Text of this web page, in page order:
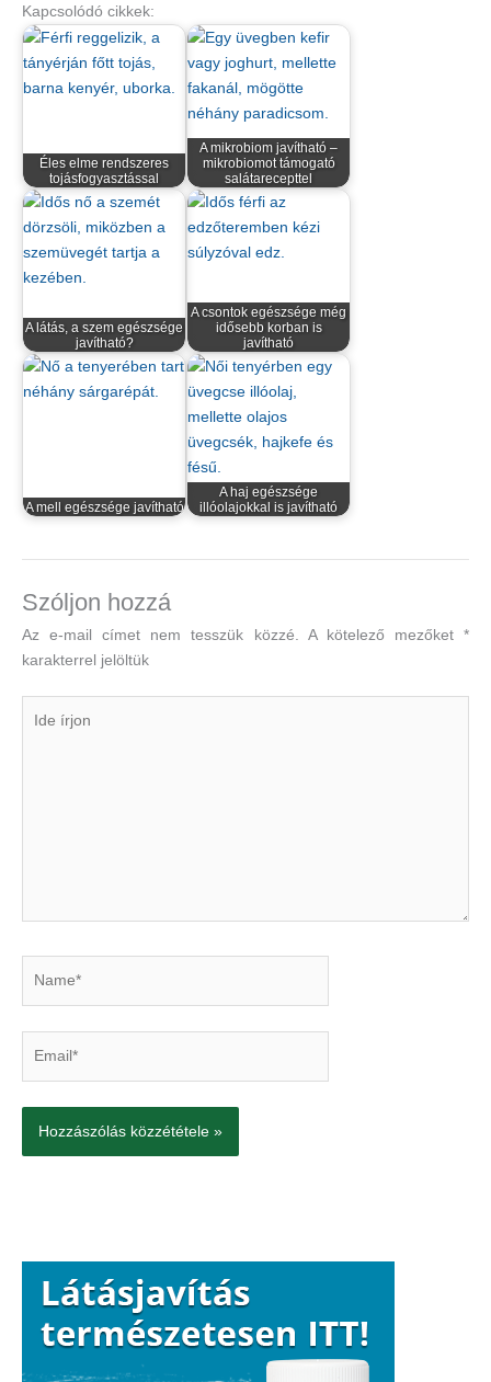
Kapcsolódó cikkek:
Éles elme rendszeres
tojásfogyasztással
A mikrobiom javítható –
mikrobiomot támogató
salátarecepttel
A látás, a szem egészsége
javítható?
A csontok egészsége még
idősebb korban is
javítható
A mell egészsége javítható
A haj egészsége
illóolajokkal is javítható
Szóljon hozzá
Az e-mail címet nem tesszük közzé. A kötelező mezőket*
karakterrel jelöltük